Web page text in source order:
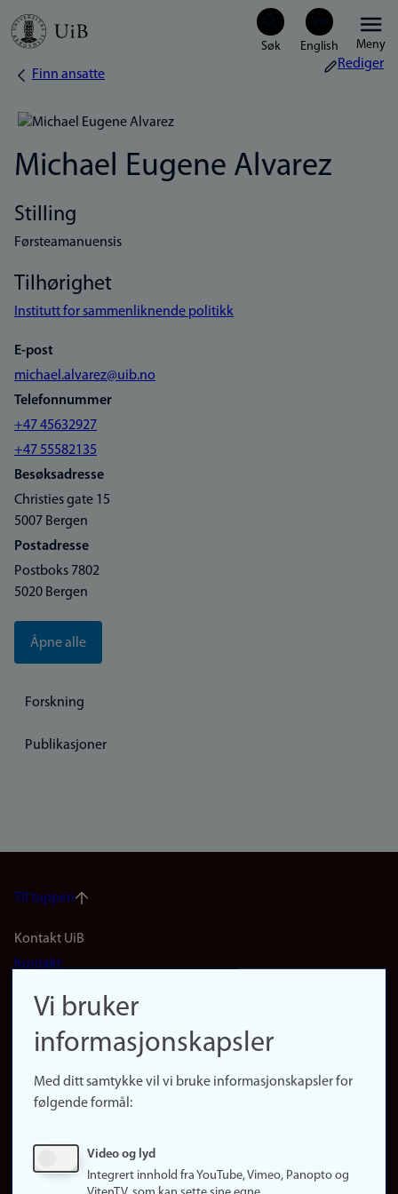
Hopp
Meny
Navigasjonssti
Finn ansatte
Rediger
Michael Eugene Alvarez
Stilling
Førsteamanuensis
Tilhørighet
Institutt for sammenliknende politikk
E-post
michael.alvarez@uib.no
Telefonnummer
+47 45632927
+47 55582135
Besøksadresse
Christies gate 15
5007 Bergen
Postadresse
Postboks 7802
5020 Bergen
Åpne alle
Forskning
Publikasjoner
Til toppen
Footer
(no)
Kontakt UiB
Kontakt
Finn forsker
Presse
Finn studier
Ledige stillinger
Vi bruker
informasjonskapsler
Med ditt samtykke vil vi bruke informasjonskapsler for
følgende formål:
Video og lyd
Integrert innhold fra YouTube, Vimeo, Panopto og